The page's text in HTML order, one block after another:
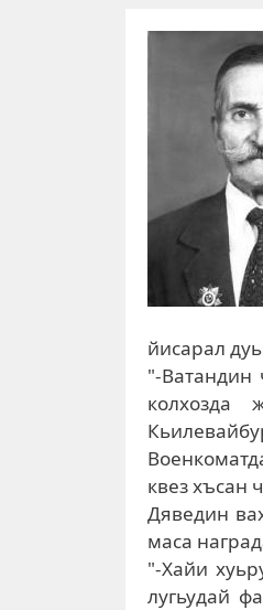
йисарал
"-Ватандин
колхозда
квез хъсан
Дяведин
маса
"-Хайи
лугьудай